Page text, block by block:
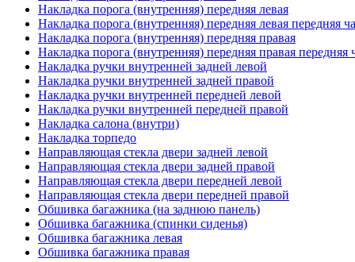
Накладка порога (внутренняя) передняя левая
Накладка порога (внутренняя) передняя левая передняя
Накладка порога (внутренняя) передняя правая
Накладка порога (внутренняя) передняя правая передняя
Накладка ручки внутренней задней левой
Накладка ручки внутренней задней правой
Накладка ручки внутренней передней левой
Накладка ручки внутренней передней правой
Накладка салона (внутри)
Накладка торпедо
Направляющая стекла двери задней левой
Направляющая стекла двери задней правой
Направляющая стекла двери передней левой
Направляющая стекла двери передней правой
Обшивка багажника (на заднюю панель)
Обшивка багажника (спинки сиденья)
Обшивка багажника левая
Обшивка багажника правая